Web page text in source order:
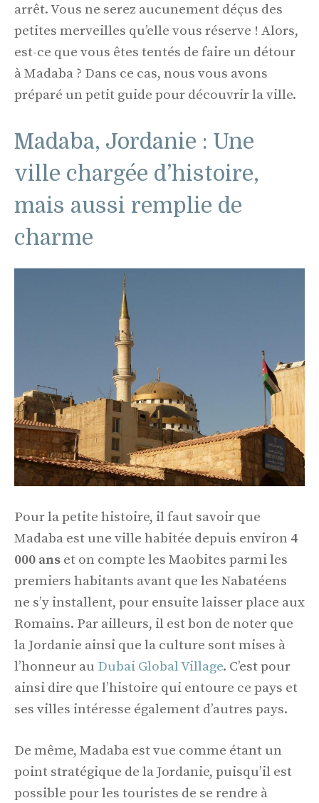
arrêt. Vous ne serez aucunement déçus des
petites merveilles qu’elle vous réserve ! Alors,
est-ce que vous êtes tentés de faire un détour
à Madaba ? Dans ce cas, nous vous avons
préparé un petit guide pour découvrir la ville.
Madaba, Jordanie : Une
ville chargée d’histoire,
mais aussi remplie de
charme
Pour la petite histoire, il faut savoir que
Madaba est une ville habitée depuis environ 4
000 ans et on compte les Maobites parmi les
premiers habitants avant que les Nabatéens
ne s’y installent, pour ensuite laisser place aux
Romains. Par ailleurs, il est bon de noter que
la Jordanie ainsi que la culture sont mises à
l’honneur au Dubai Global Village. C’est pour
ainsi dire que l’histoire qui entoure ce pays et
ses villes intéresse également d’autres pays.
De même, Madaba est vue comme étant un
point stratégique de la Jordanie, puisqu’il est
possible pour les touristes de se rendre à